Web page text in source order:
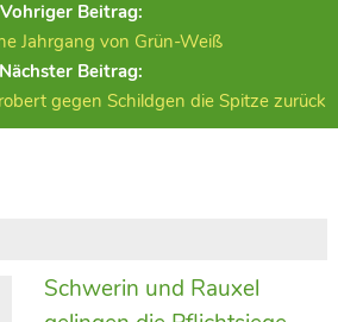
Vohriger Beitrag:
Jahrgang von Grün-Weiß
Nächster Beitrag:
gegen Schildgen die Spitze zurück
Schwerin und Rauxel